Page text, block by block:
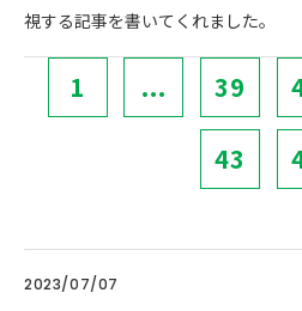
視する記事を書いてくれました。
1 ... 39
43
2023/07/07